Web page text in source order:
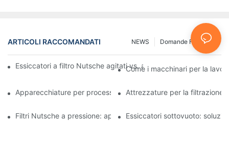
ARTICOLI RACCOMANDATI Domande Frequenti
NEWS
Essiccatori a filtro Nutsche agitati vs. altri metodi di
Come i macchinari per la
Apparecchiature per processi industriali: innovazioni che
Attrezzature per la filtrazione
Filtri Nutsche a pressione: applicazioni nell'industria chimica e
Essiccatori sottovuoto: